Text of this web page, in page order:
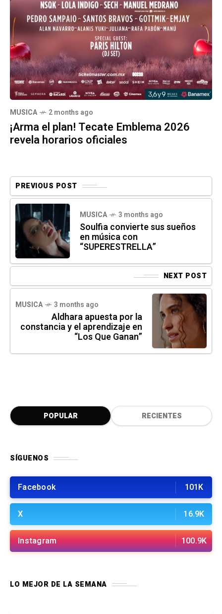
MUSICA 2 months ago
¡Arma el plan! Tecate Emblema 2026
revela horarios oficiales
PREVIOUS POST
MUSICA 3 months ago
Soulfia convierte sus sueños
en música con
“SUPERESTRELLA”
NEXT POST
MUSICA 3 months ago
Aldhara apuesta por la
constancia y el aprendizaje en
“Los Que Ganan”
POPULAR RECIENTES
SÍGUENOS
Facebook 101K
X 16.9K
Instagram 100.9K
LO MEJOR DE LA SEMANA